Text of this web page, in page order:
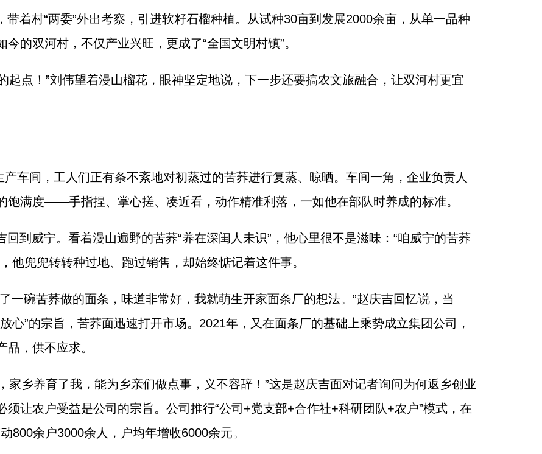
着村“两委”外出考察，引进软籽石榴种植。从试种30亩到发展2000余亩，从单一品种
的双河村，不仅产业兴旺，更成了“全国文明村镇”。
起点！”刘伟望着漫山榴花，眼神坚定地说，下一步还要搞农文旅融合，让双河村更宜
车间，工人们正有条不紊地对初蒸过的苦荞进行复蒸、晾晒。车间一角，企业负责人
饱满度——手指捏、掌心搓、凑近看，动作精准利落，一如他在部队时养成的标准。
到威宁。看着漫山遍野的苦荞“养在深闺人未识”，他心里很不是滋味：“咱威宁的苦荞
他兜兜转转种过地、跑过销售，却始终惦记着这件事。
一碗苦荞做的面条，味道非常好，我就萌生开家面条厂的想法。”赵庆吉回忆说，当
心”的宗旨，苦荞面迅速打开市场。2021年，又在面条厂的基础上乘势成立集团公司，
，供不应求。
家乡养育了我，能为乡亲们做点事，义不容辞！”这是赵庆吉面对记者询问为何返乡创业
让农户受益是公司的宗旨。公司推行“公司+党支部+合作社+科研团队+农户”模式，在
800余户3000余人，户均年增收6000余元。